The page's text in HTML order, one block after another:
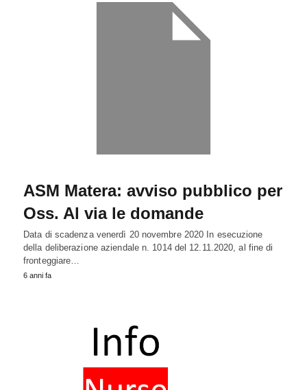
ASM Matera: avviso pubblico per
Oss. Al via le domande
Data di scadenza venerdì 20 novembre 2020 In esecuzione
della deliberazione aziendale n. 1014 del 12.11.2020, al fine di
fronteggiare…
6 anni fa